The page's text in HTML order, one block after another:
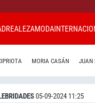
REALEZAMODA
MORIA CASÁN JUAN
05-09-2024 11:25